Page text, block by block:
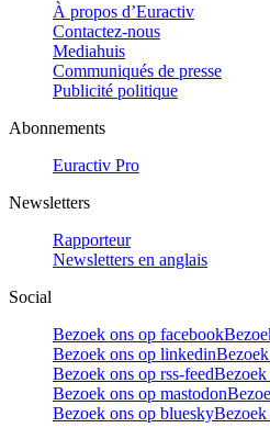
À propos d’Euractiv
Contactez-nous
Mediahuis
Communiqués de presse
Publicité politique
Abonnements
Euractiv Pro
Newsletters
Rapporteur
Newsletters en anglais
Social
Bezoek ons op facebook
Bezoek ons op linkedin
Bezoek ons op rss-feedBezoek
Bezoek ons op mastodon
Bezoek ons op blueskyBezoek